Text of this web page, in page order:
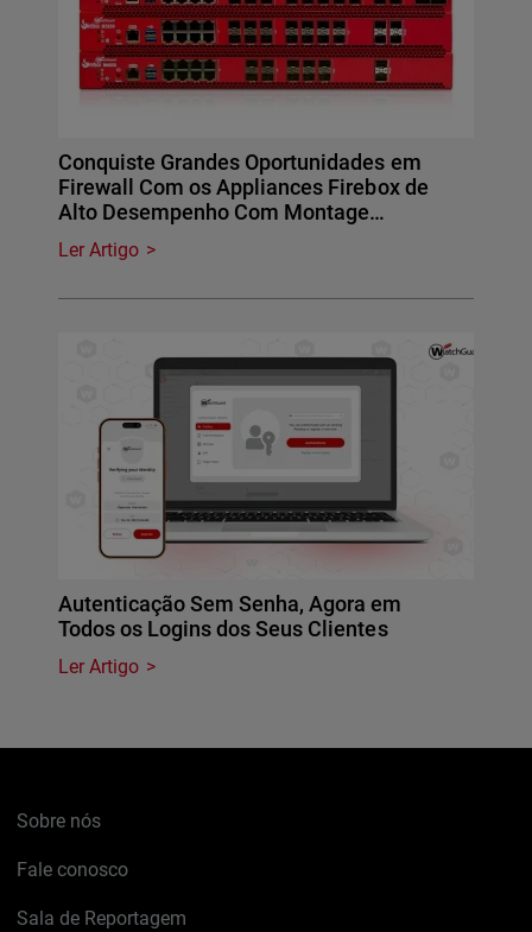
Conquiste Grandes Oportunidades em
Firewall Com os Appliances Firebox de
Alto Desempenho Com Montage…
Ler Artigo
Autenticação Sem Senha, Agora em
Todos os Logins dos Seus Clientes
Ler Artigo
Sobre nós
Fale conosco
Sala de Reportagem